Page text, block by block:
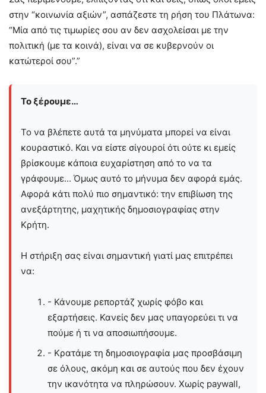
στην “κοινωνία αξιών”, ασπάζεστε τη ρήση του Πλάτωνα:
“Μία από τις τιμωρίες σου αν δεν ασχολείσαι με την
πολιτική (με τα κοινά), είναι να σε κυβερνούν οι
κατώτεροί σου”.”
Το ξέρουμε…
Το να βλέπετε αυτά τα μηνύματα μπορεί να είναι
κουραστικό. Και να είστε σίγουροί ότι ούτε κι εμείς
βρίσκουμε κάποια ευχαρίστηση από το να τα
γράφουμε... Όμως αυτό το μήνυμα δεν αφορά εμάς.
Αφορά κάτι πολύ πιο σημαντικό: την επιβίωση της
ανεξάρτητης, μαχητικής δημοσιογραφίας στην
Kρήτη.
Η στήριξη σας είναι σημαντική γιατί μας επιτρέπει
να:
- Κάνουμε ρεπορτάζ χωρίς φόβο και
εξαρτήσεις. Κανείς δεν μας υπαγορεύει τι να
πούμε ή τι να αποσιωπήσουμε.
- Κρατάμε τη δημοσιογραφία μας προσβάσιμη
σε όλους, ακόμη και σε αυτούς που δεν έχουν
την ικανότητα να πληρώσουν. Χωρίς paywall,